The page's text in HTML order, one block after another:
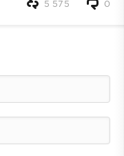
0
5 575